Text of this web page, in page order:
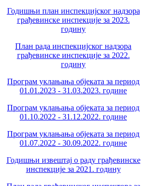
Годишњи план инспекцијског надзора
грађевинске инспекције за 2023.
годину
План рада инспекцијског надзора
грађевинске инспекције за 2022.
годину
Програм уклањања објеката за период
01.01.2023 - 31.03.2023. године
Програм уклањања објеката за период
01.10.2022 - 31.12.2022. године
Програм уклањања објеката за период
01.07.2022 - 30.09.2022. године
Годишњи извештај о раду грађевинске
инспекције за 2021. годину